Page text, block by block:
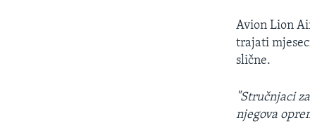
Avion Lion
trajati
slične.
"Stručnjaci
njegova